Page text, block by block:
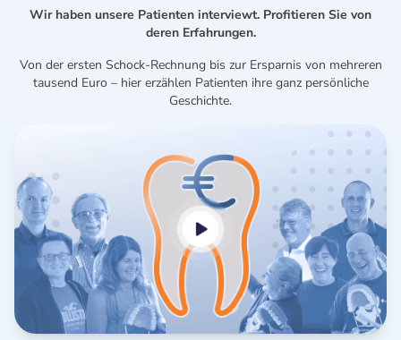
Wir haben unsere Patienten interviewt. Profitieren Sie von
deren Erfahrungen.
Von der ersten Schock-Rechnung bis zur Ersparnis von mehreren
tausend Euro – hier erzählen Patienten ihre ganz persönliche
Geschichte.